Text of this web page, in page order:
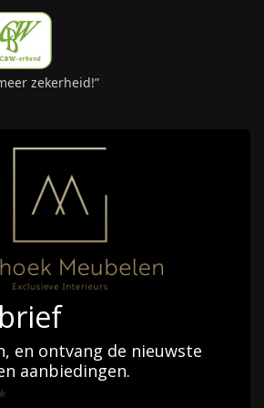
zekerheid!”
en ontvang de nieuwste
aanbiedingen.